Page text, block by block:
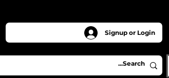
Signup or Login